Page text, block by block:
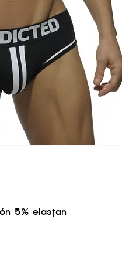
5% elastan